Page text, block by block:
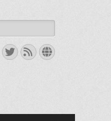
Twitter
FeedWebsite